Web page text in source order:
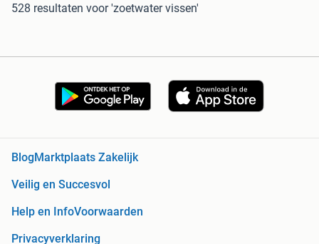
528 resultaten voor 'zoetwater vissen'
BlogMarktplaats Zakelijk
Veilig en Succesvol
Help en InfoVoorwaarden
Privacyverklaring